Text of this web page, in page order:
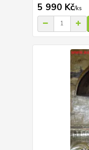
5 990 Kč/ks